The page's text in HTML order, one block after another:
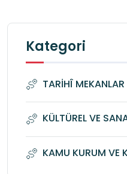
Kategori
TARİHÎ MEKANLAR
KÜLTÜREL VE
KAMU KURUM VE